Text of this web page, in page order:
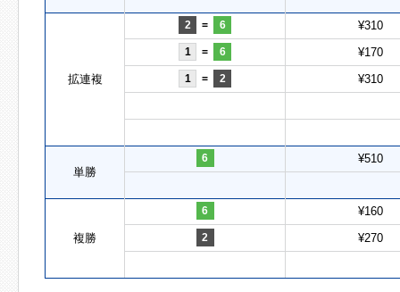
拡連複
2 = 6 ¥310
1 = 6 ¥170
1 = 2 ¥310
単勝
6 ¥510
複勝
6 ¥160
2 ¥270